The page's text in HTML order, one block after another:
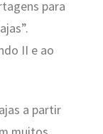
para
II e ao
a partir